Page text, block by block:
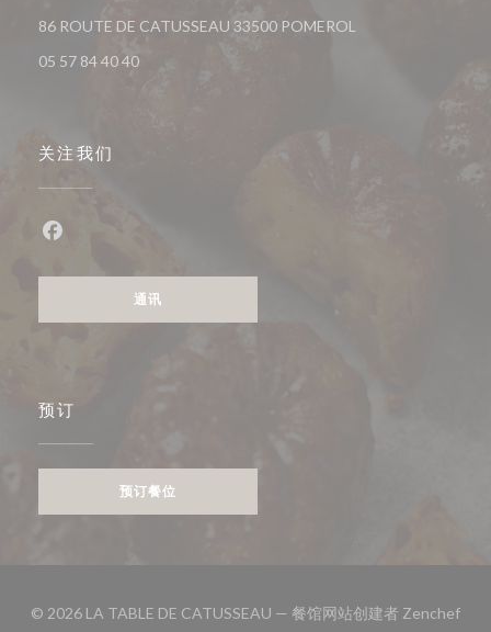
86 ROUTE DE CATUSSEAU 33500 POMEROL
05 57 84 40 40
关注我们
通讯
预订
预订餐位
© 2026 LA TABLE DE CATUSSEAU — 餐馆网站创建者 Zenchef((在